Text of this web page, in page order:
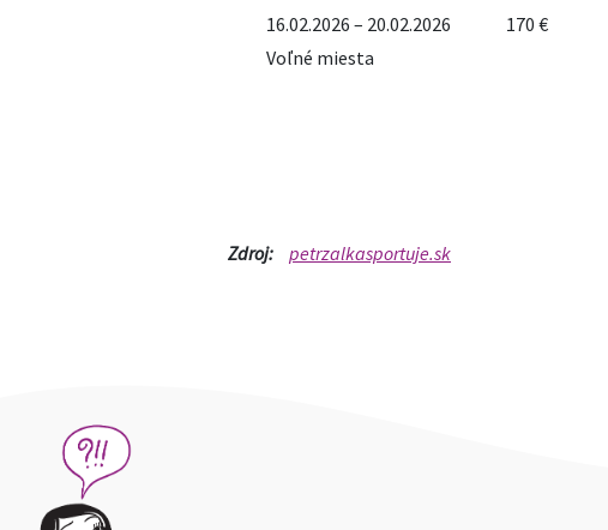
16.02.2026 – 20.02.2026
170 €
Voľné miesta
Zdroj: petrzalkasportuje.sk